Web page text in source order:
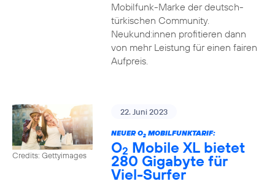
Mobilfunk-Marke der deutsch-
türkischen Community.
Neukund:innen profitieren dann
von mehr Leistung für einen fairen
Aufpreis.
Credits: Gettyimages
22. Juni 2023
NEUER O2MOBILFUNKTARIF:
O2 Mobile XL bietet
280 Gigabyte für
Viel-Surfer